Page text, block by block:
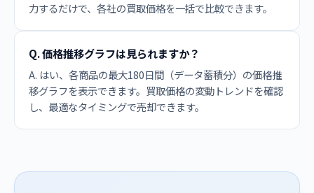
力するだけで、各社の買取価格を一括で比較できます。
Q. 価格推移グラフは見られますか？
A. はい、各商品の最大180日間（データ蓄積分）の価格推
移グラフを表示できます。買取価格の変動トレンドを確認
し、最適なタイミングで売却できます。